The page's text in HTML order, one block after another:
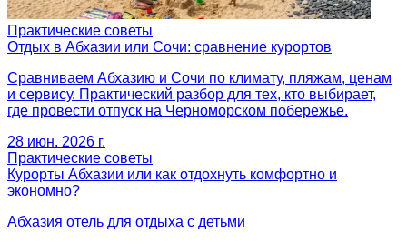
Практические советы
Отдых в Абхазии или Сочи: сравнение курортов
Сравниваем Абхазию и Сочи по климату, пляжам, ценам
и сервису. Практический разбор для тех, кто выбирает,
где провести отпуск на Черноморском побережье.
28 июн. 2026 г.
Практические советы
Курорты Абхазии или как отдохнуть комфортно и
экономно?
Абхазия отель для отдыха с детьми